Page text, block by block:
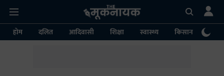
होम दलित आदिवासी शिक्षा स्वास्थ्य किसान